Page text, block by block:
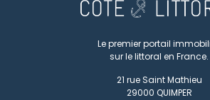
Le premier portail
sur le littoral en France.
21 rue Saint Mathieu
29000 QUIMPER